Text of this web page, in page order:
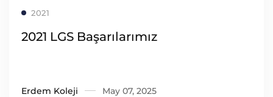
2021
2021 LGS Başarılarımız
Erdem Koleji May 07, 2025